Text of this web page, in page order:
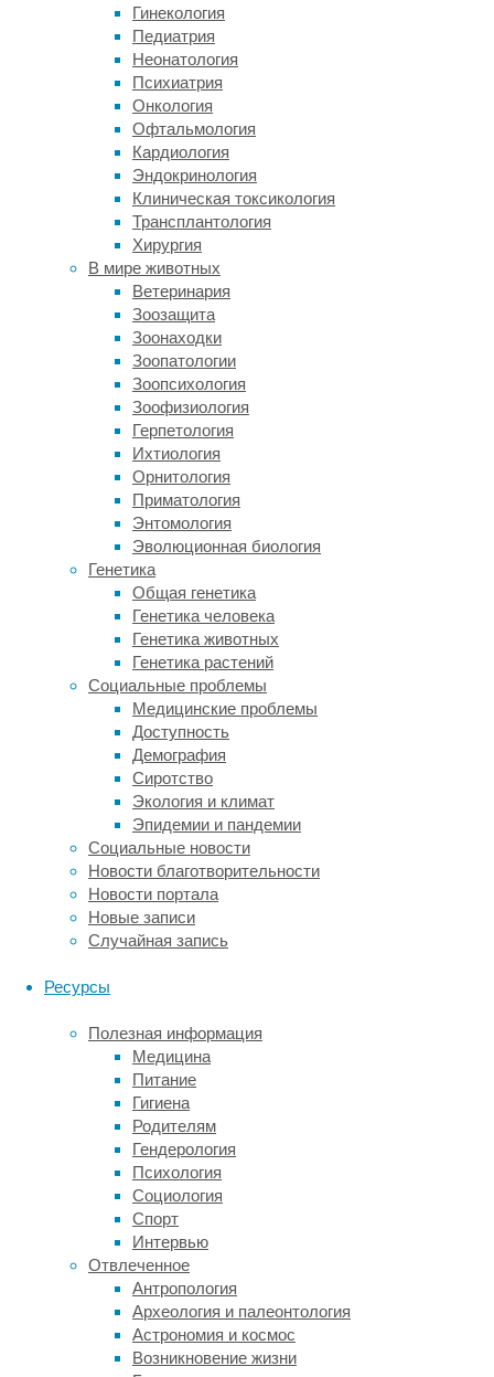
Гинекология
Педиатрия
Неонатология
Психиатрия
Онкология
Офтальмология
Кардиология
Эндокринология
Клиническая токсикология
Трансплантология
Хирургия
В мире животных
Ветеринария
Зоозащита
Зоонаходки
Зоопатологии
Зоопсихология
Зоофизиология
Герпетология
Ихтиология
Орнитология
Приматология
Энтомология
Эволюционная биология
Генетика
Общая генетика
Генетика человека
Генетика животных
Генетика растений
Социальные проблемы
Медицинские проблемы
Доступность
Демография
Сиротство
Экология и климат
Эпидемии и пандемии
Социальные новости
Новости благотворительности
Новости портала
Новые записи
Случайная запись
Ресурсы
Полезная информация
Медицина
Питание
Гигиена
Родителям
Гендерология
Психология
Социология
Спорт
Интервью
Отвлеченное
Антропология
Археология и палеонтология
Астрономия и космос
Возникновение жизни
груди,
перепады
давления
или
появление
отеков
на
ногах
клиницистам
требуется
детальная
визуализация
внутренних
структур.
На
сегодняшний
день
самым
безопасным,
доступным
максимально
информативным
методом
исследования
кардиологии
признана
эхокардиография
(ЭхоКГ).
Данная
технология
позволяет
режиме
реального
времени
увидеть
сокращение
отделов
сердца,
скорость
кровотока
вовремя
обнаружить
скрытые
органические
поражения
до
развития
тяжелой
сердечной
недостаточности.